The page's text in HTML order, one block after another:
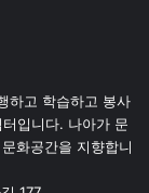
하고 학습하고 봉사
입니다. 나아가 문
화공간을 지향합니